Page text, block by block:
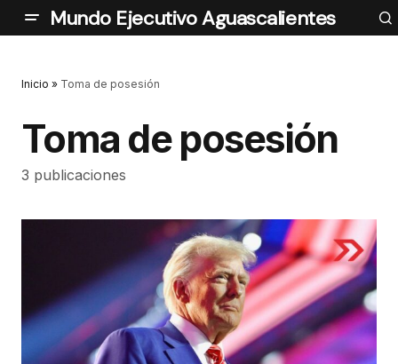
Mundo Ejecutivo Aguascalientes
Inicio » Toma de posesión
Toma de posesión
3 publicaciones